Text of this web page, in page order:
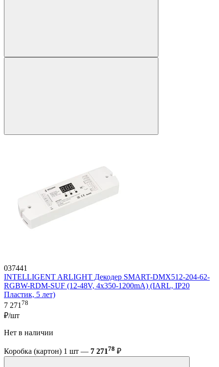
037441
INTELLIGENT ARLIGHT Декодер SMART-DMX512-204-62-
RGBW-RDM-SUF (12-48V, 4x350-1200mA) (IARL, IP20
Пластик, 5 лет)
7 271 78
₽/шт
Нет в наличии
Коробка (картон) 1 шт — 7 27178 ₽